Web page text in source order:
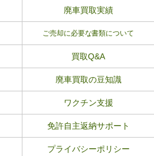
廃車買取実績
ご売却に必要な書類について
買取Q&A
廃車買取の豆知識
ワクチン支援
免許自主返納サポート
プライバシーポリシー